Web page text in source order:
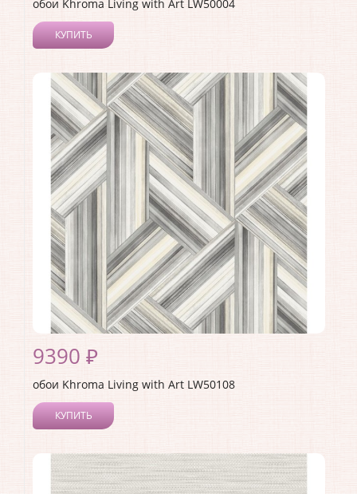
обои Khroma Living with Art LW50004
КУПИТЬ
Коллекция:Living with Art
Длина рулона: 8.23
Ширина рулона:0.68
Материал покрытия:Акриловое
Страна:США
Материал основы:
Бумага
Раппорт:53
9390 ₽
обои Khroma Living with Art LW50108
КУПИТЬ
Коллекция:Living with Art
Длина рулона:8.23
Ширина рулона:0.68